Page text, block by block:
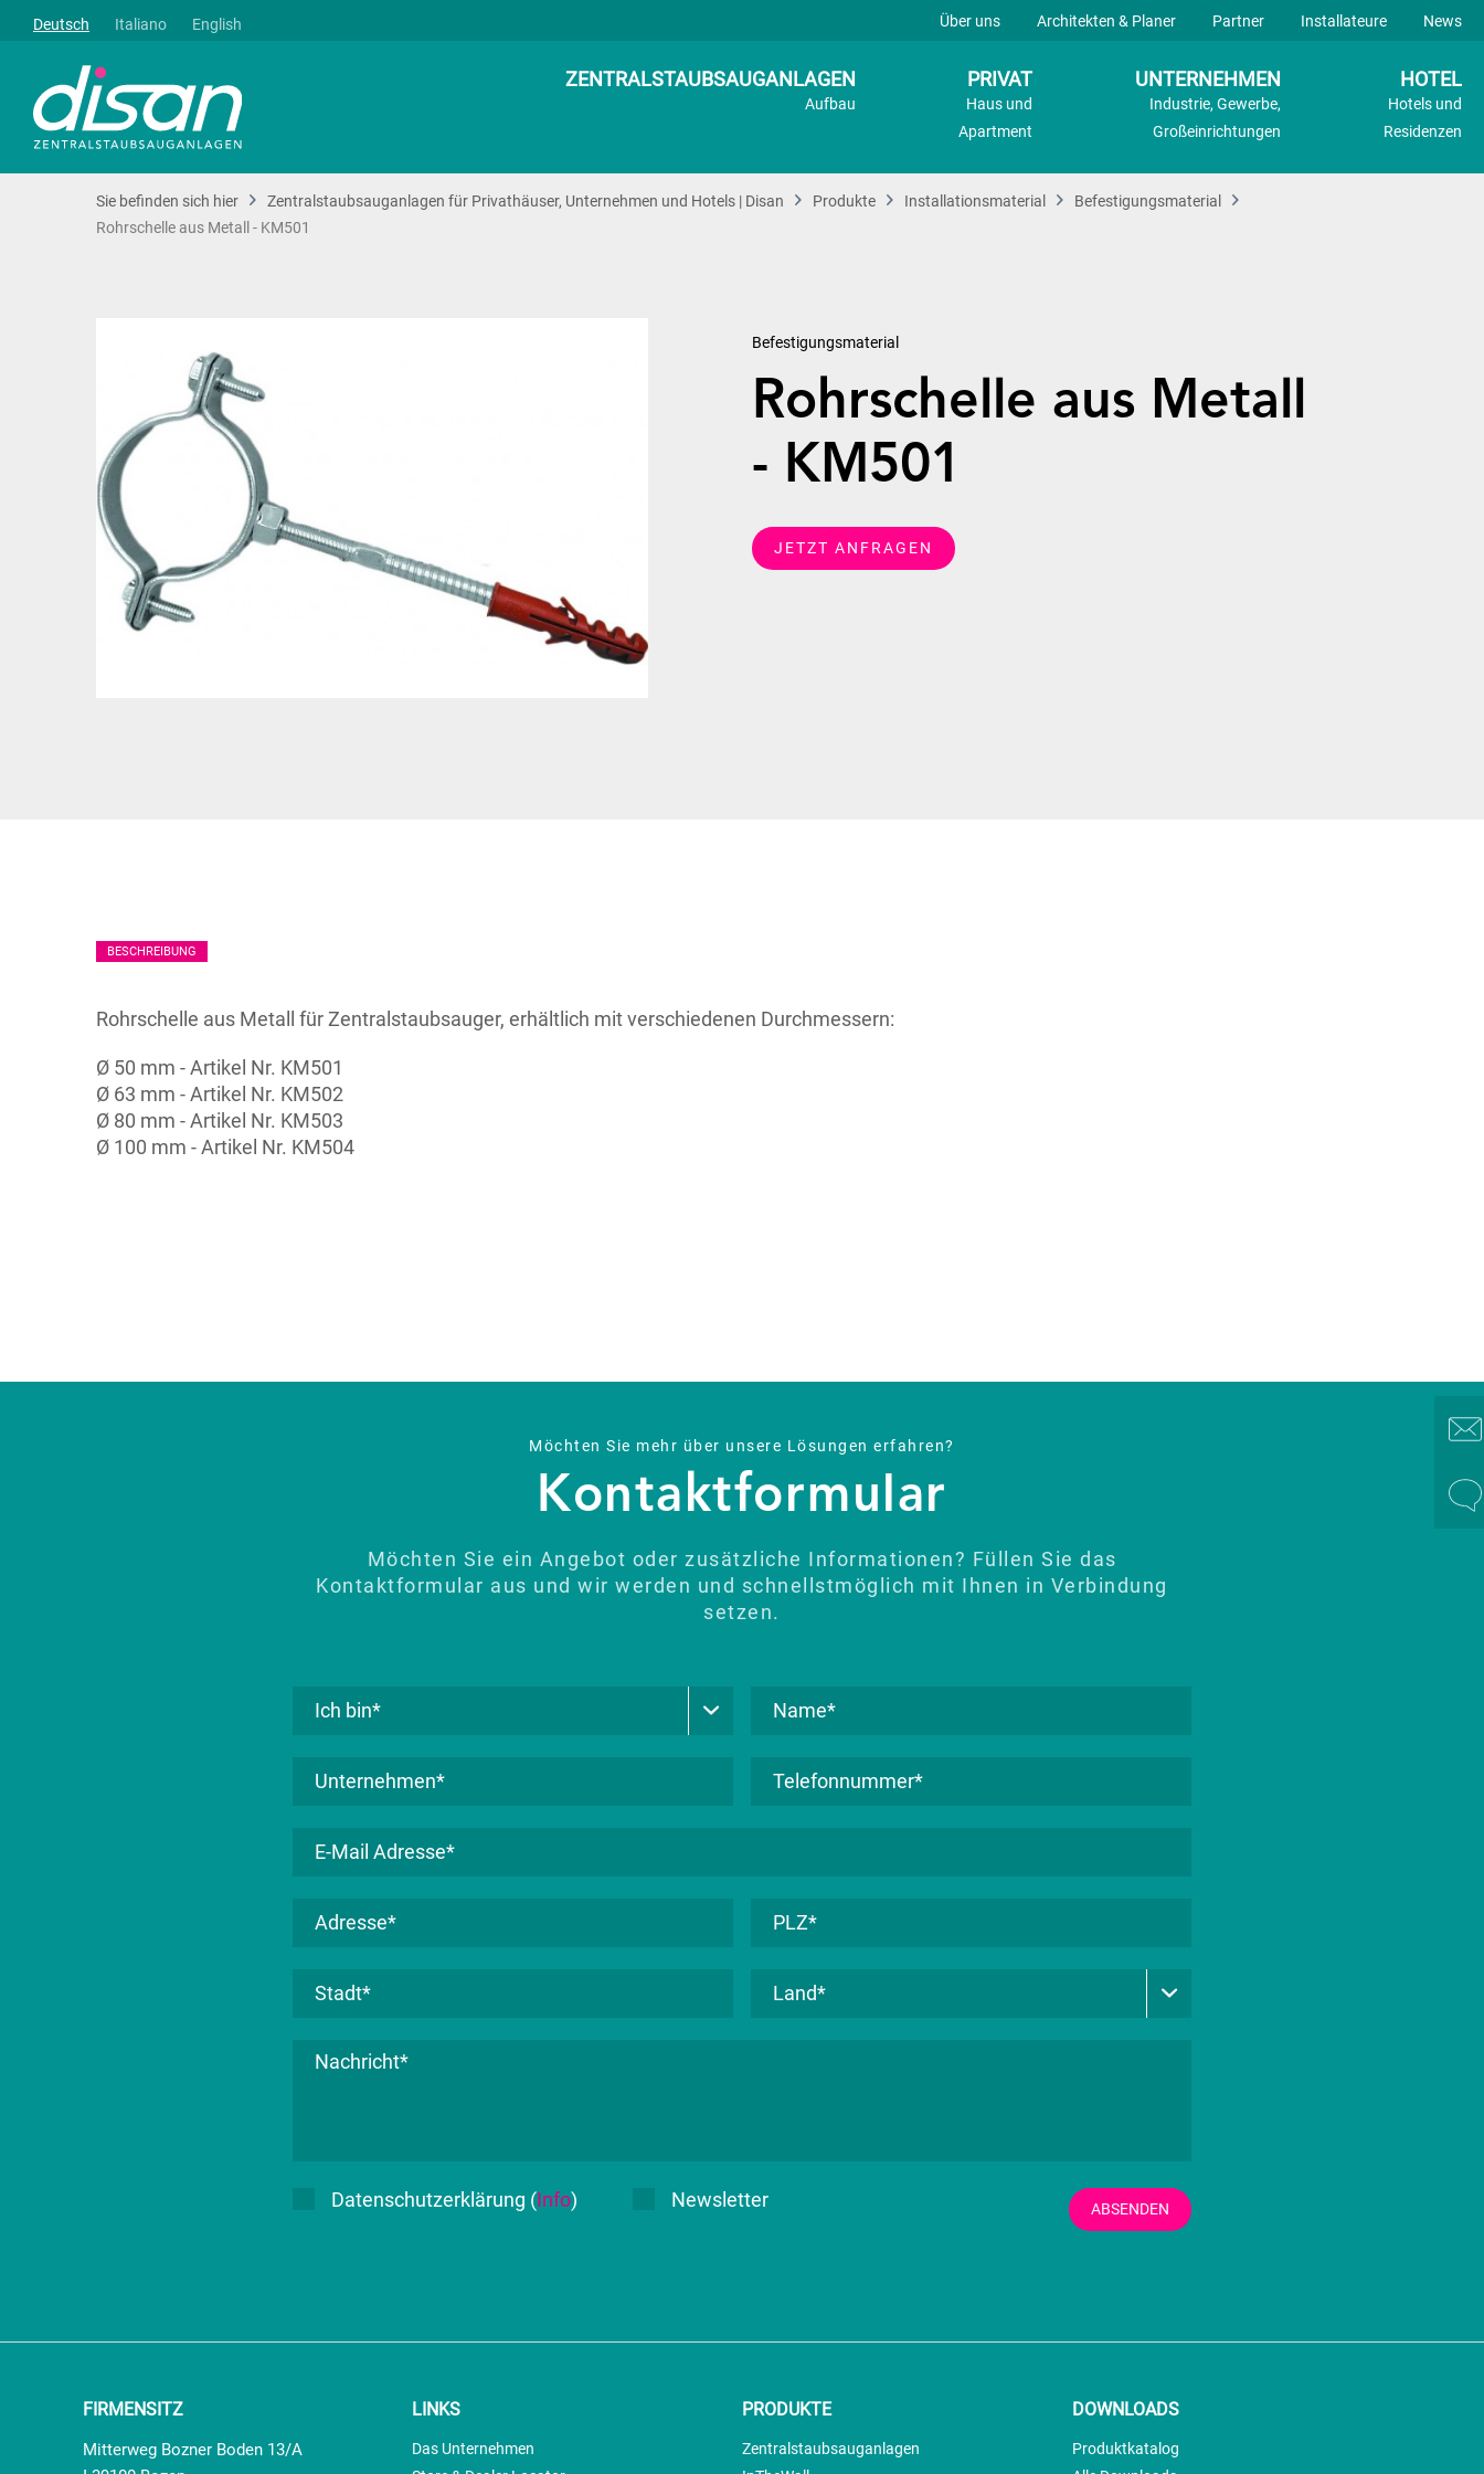
Deutsch Italiano English Über uns Architekten & Planer Partner Installateure News
ZENTRALSTAUBSAUGANLAGEN
Aufbau
PRIVAT
Haus und
Apartment
UNTERNEHMEN
Industrie, Gewerbe,
Großeinrichtungen
HOTEL
Hotels und
Residenzen
Sie befinden sich hier Zentralstaubsauganlagen für Privathäuser, Unternehmen und Hotels | Disan Produkte Installationsmaterial
Befestigungsmaterial
Rohrschelle aus Metall - KM501
Befestigungsmaterial
Rohrschelle aus Metall
- KM501
JETZT ANFRAGEN
BESCHREIBUNG
Rohrschelle aus Metall für Zentralstaubsauger, erhältlich mit verschiedenen Durchmessern:
Ø 50 mm - Artikel Nr. KM501
Ø 63 mm - Artikel Nr. KM502
Ø 80 mm - Artikel Nr. KM503
Ø 100 mm - Artikel Nr. KM504
Möchten Sie mehr über unsere Lösungen erfahren?
Kontaktformular
Möchten Sie ein Angebot oder zusätzliche Informationen? Füllen Sie das
Kontaktformular aus und wir werden und schnellstmöglich mit Ihnen in Verbindung
setzen.
Datenschutzerklärung (Info) Newsletter ABSENDEN
FIRMENSITZ
Mitterweg Bozner Boden 13/A
LINKS
Das Unternehmen
PRODUKTE
Zentralstaubsauganlagen
DOWNLOADS
Produktkatalog